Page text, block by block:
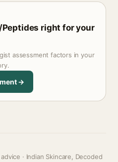
Peptides right for your
assessment factors in your
→
· Indian Skincare, Decoded